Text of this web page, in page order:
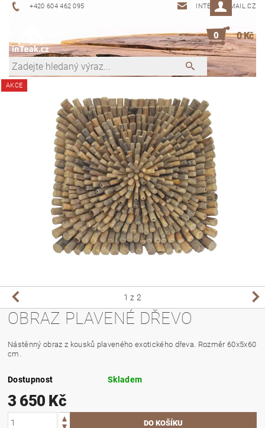
+420 604 462 095 INTEAK@EMAIL.CZ
0 0 Kč
AKCE
1 z 2
OBRAZ PLAVENÉ DŘEVO
Nástěnný obraz z kousků plaveného exotického dřeva. Rozměr 60x5x60
cm.
Dostupnost Skladem
3 650 Kč